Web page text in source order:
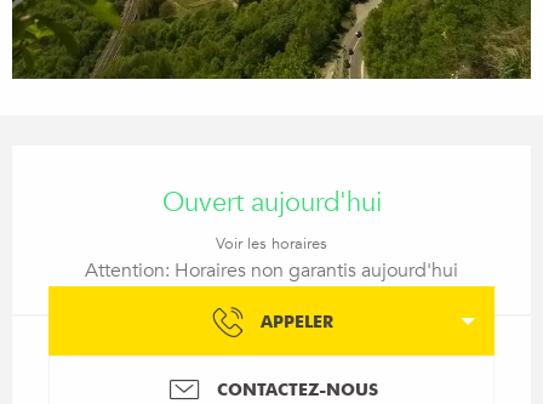
Ouvert aujourd'hui
Voir les horaires
Attention: Horaires non garantis aujourd'hui
APPELER
CONTACTEZ-NOUS